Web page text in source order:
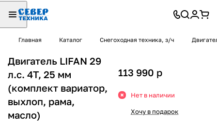
Главная Каталог Снегоходная техника, з/ч
Двигатель LIFAN 29
л.с. 4Т, 25 мм
(комплект вариатор,
выхлоп, рама,
масло)
113 990 p
Нет в наличии
Хочу в подарок